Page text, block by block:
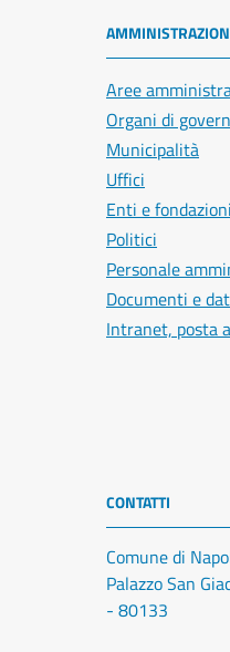
Aree
Organi di
Municipalità
Uffici
Enti e fondazioni
Politici
Personale
Documenti e
Intranet, posta
CONTATTI
Comune di
Palazzo San
- 80133